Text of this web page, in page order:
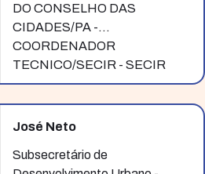
DO CONSELHO DAS
CIDADES/PA -
COORDENADOR
TECNICO/SECIR - SECIR
José Neto
Subsecretário de